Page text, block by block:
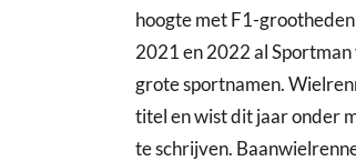
hoogte met F1-
2021 en 2022 al
grote sportnamen.
titel en wist dit jaar onder
te schrijven.